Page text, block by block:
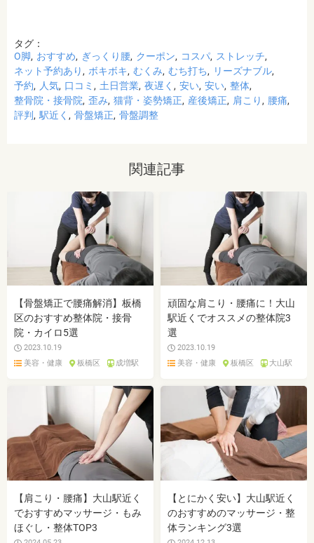
タグ：
O脚
おすすめ ぎっくり腰 クーポン コスパ
ストレッチ
ネット予約あり
ボキボキ むくみ むち打ち
リーズナブル
予約
人気 口コミ 土日営業 夜遅く 安い 安い 整体
整骨院・接骨院 歪み 猫背・姿勢矯正 産後矯正 肩こり
腰痛
評判
駅近く 骨盤矯正 骨盤調整
関連記事
【骨盤矯正で腰痛解消】板橋
区のおすすめ整体院・接骨
院・カイロ5選
2023.10.19
美容・健康
板橋区 成増駅
頑固な肩こり・腰痛に！大山
駅近くでオススメの整体院3
選
2023.10.19
美容・健康
板橋区 大山駅
【肩こり・腰痛】大山駅近く
でおすすめマッサージ・もみ
ほぐし・整体TOP3
【とにかく安い】大山駅近く
のおすすめのマッサージ・整
体ランキング3選